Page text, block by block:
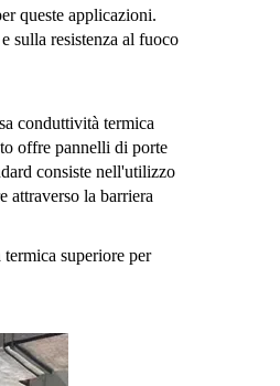
queste applicazioni.
sulla resistenza al fuoco
conduttività termica
offre pannelli di porte
consiste nell'utilizzo
attraverso la barriera
superiore per